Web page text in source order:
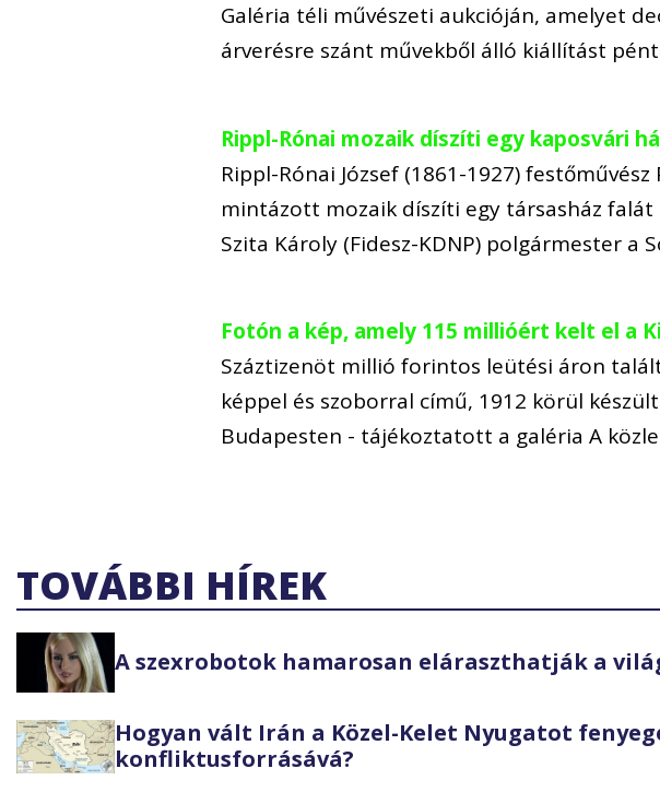
Galéria téli művészeti aukcióján, amelyet
árverésre szánt művekből álló kiállítást
Rippl-Rónai mozaik díszíti egy kaposvári
Rippl-Rónai József (1861-1927)
mintázott mozaik díszíti egy társasház
Szita Károly (Fidesz-KDNP) polgármester a
Fotón a kép, amely 115 millióért kelt el a
Száztizenöt millió forintos leütési áron
képpel és szoborral című, 1912 körül
Budapesten - tájékoztatott a galéria A
TOVÁBBI HÍREK
A szexrobotok hamarosan eláraszthatják a
Hogyan vált Irán a Közel-Kelet Nyugatot
konfliktusforrásává?